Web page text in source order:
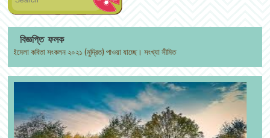
বিজ্ঞপ্তি ফলক
কবিতা সংকলন ২০২১ (মুদ্রিত) পাওয়া যাচ্ছে। সংখ্যা সীমিত